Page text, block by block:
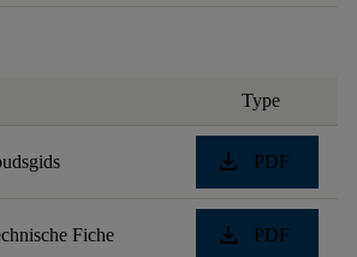
Type
download PDF
Fiche download PDF